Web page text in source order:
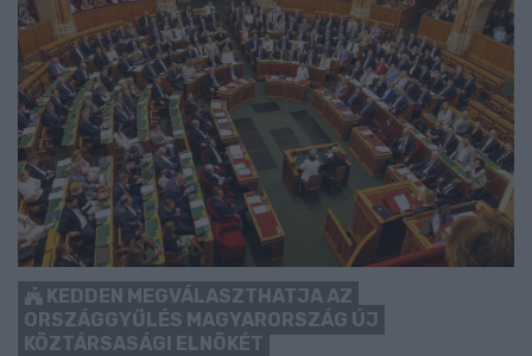
KEDDEN MEGVÁLASZTHATJA AZ
ORSZÁGGYŰLÉS MAGYARORSZÁG ÚJ
KÖZTÁRSASÁGI ELNÖKÉT